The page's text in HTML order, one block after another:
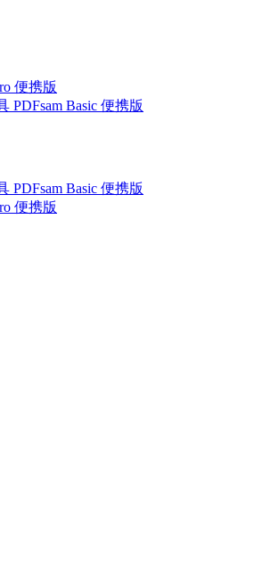
便携版
PDFsam Basic 便携版
PDFsam Basic 便携版
便携版